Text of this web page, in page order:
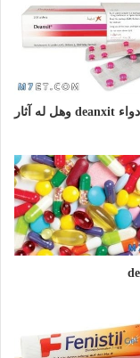
ماذا يفعل دواء deanxit وهل له آثار